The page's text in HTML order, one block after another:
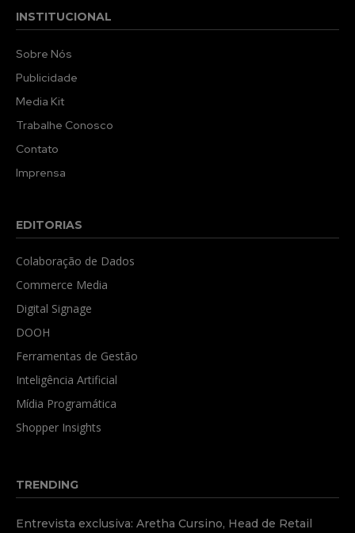
INSTITUCIONAL
Sobre Nós
Publicidade
Media Kit
Trabalhe Conosco
Contato
Imprensa
EDITORIAS
Colaboração de Dados
Commerce Media
Digital Signage
DOOH
Ferramentas de Gestão
Inteligência Artificial
Mídia Programática
Shopper Insights
TRENDING
Entrevista exclusiva: Aretha Cursino, Head de Retail